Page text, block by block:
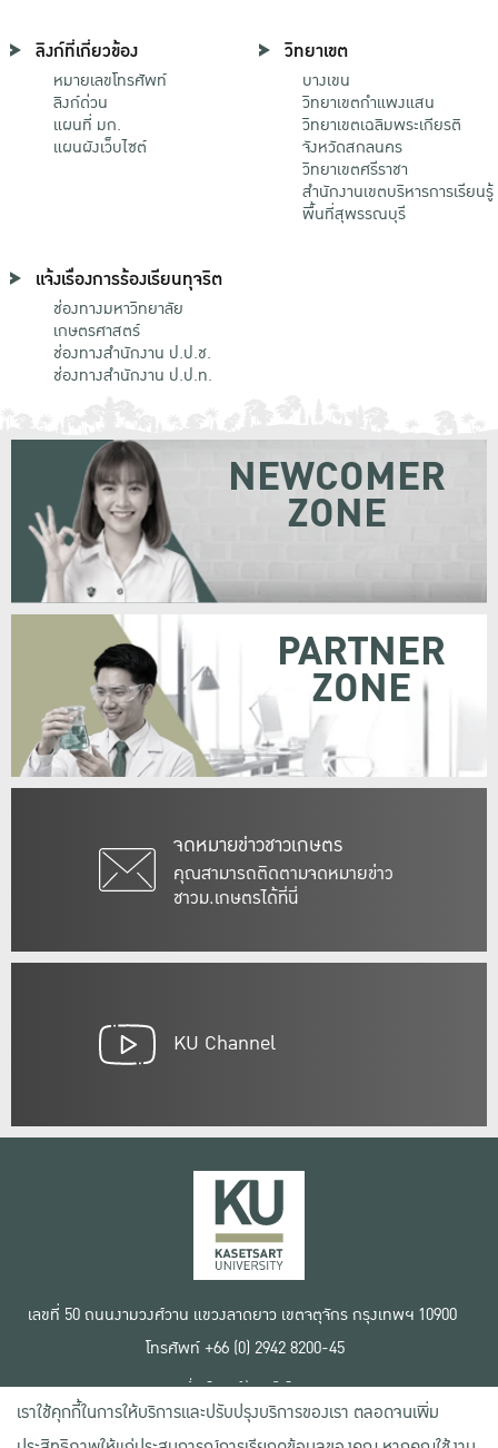
ลิงก์ที่เกี่ยวข้อง
หมายเลขโทรศัพท์
ลิงก์ด่วน
แผนที่ มก.
แผนผังเว็บไซต์
วิทยาเขต
บางเขน
วิทยาเขตกําแพงแสน
วิทยาเขตเฉลิมพระเกียรติ
จังหวัดสกลนคร
วิทยาเขตศรีราชา
สำนักงานเขตบริหารการเรียนรู้
พื้นที่สุพรรณบุรี
แจ้งเรื่องการร้องเรียนทุจริต
ช่องทางมหาวิทยาลัย
เกษตรศาสตร์
ช่องทางสำนักงาน ป.ป.ช.
ช่องทางสำนักงาน ป.ป.ท.
จดหมายข่าวชาวเกษตร
คุณสามารถติดตามจดหมายข่าว
ชาวม.เกษตรได้ที่นี่
NEWCOMER
ZONE
PARTNER
ZONE
KU Channel
เลขที่ 50 ถนนงามวงศ์วาน แขวงลาดยาว เขตจตุจักร กรุงเทพฯ 10900
โทรศัพท์ +66 (0) 2942 8200-45
เงื่อนไขการใช้งานเว็บไซต์
ข้อตกลงด้านสิทธิ์ใช้งาน
นโยบายความเป็นส่วนตัว
เราใช้คุกกี้ในการให้บริการและปรับปรุงบริการของเรา ตลอดจนเพิ่ม